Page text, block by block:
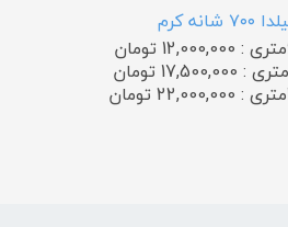
کرم